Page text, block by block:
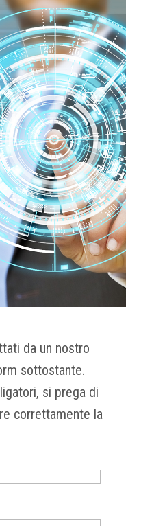
da un nostro
sottostante.
si prega di
correttamente la